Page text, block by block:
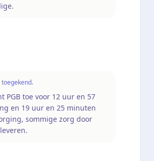
toegekend.
PGB toe voor 12 uur en 57
en 19 uur en 25 minuten
sommige zorg door